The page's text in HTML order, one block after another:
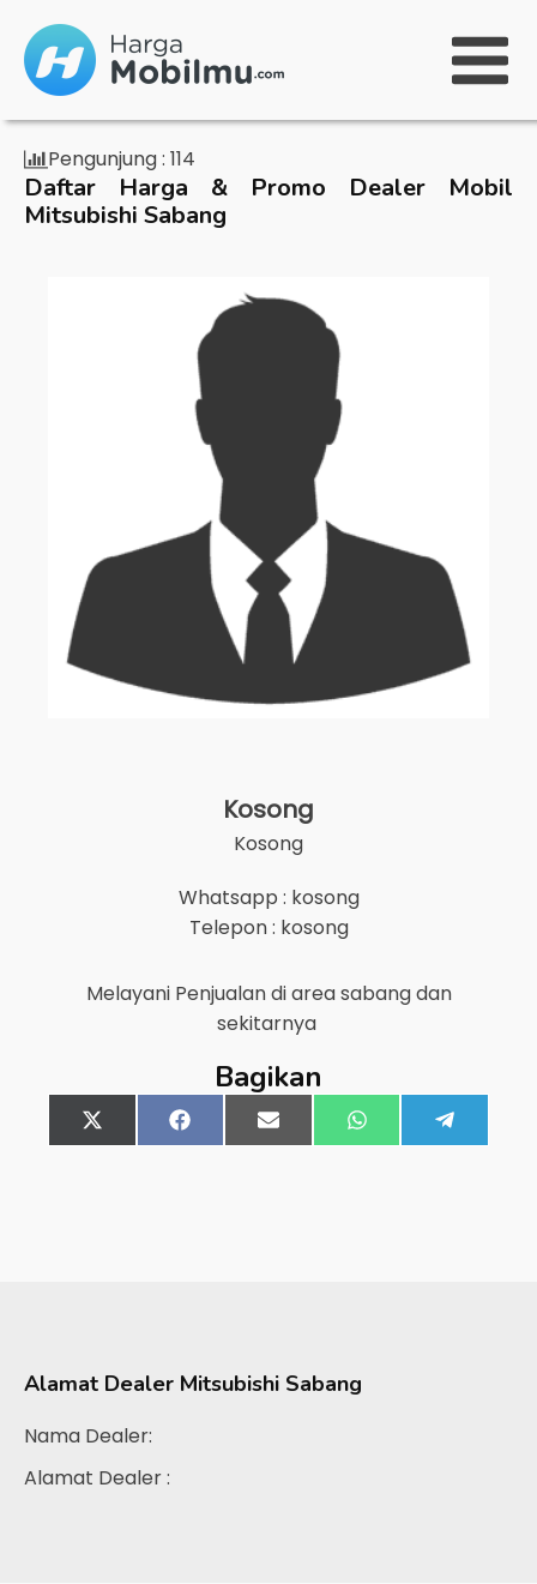
Pengunjung : 114
Daftar Harga & Promo Dealer Mobil
Mitsubishi Sabang
Kosong
Kosong
Whatsapp : kosong
Telepon : kosong
Melayani Penjualan di areasabangdan
sekitarnya
Bagikan
Share
on
X
(Twitter)
Share
on
FacebookShare
on
Email Share
on
WhatsApp
on
Alamat Dealer Mitsubishi Sabang
Nama Dealer:
Alamat Dealer :